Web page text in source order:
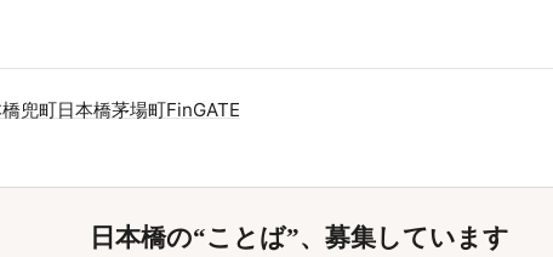
兜町日本橋茅場町FinGATE
日本橋の“ことば”、募集しています